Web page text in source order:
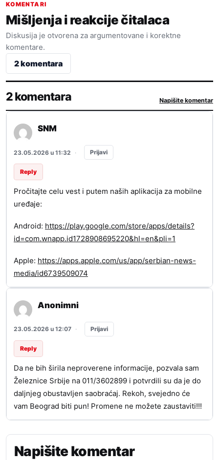
KOMENTARI
Mišljenja i reakcije čitalaca
Diskusija je otvorena za argumentovane i korektne
komentare.
2 komentara
2 komentara Napišite komentar
SNM
23.05.2026 u 11:32 · Prijavi
Reply
Pročitajte celu vest i putem naših aplikacija za mobilne
uređaje:
Android: https://play.google.com/store/apps/details?
id=com.wnapp.id1728908695220&hl=en&pli=1
Apple: https://apps.apple.com/us/app/serbian-news-
media/id6739509074
Anonimni
23.05.2026 u 12:07 · Prijavi
Reply
Da ne bih širila neproverene informacije, pozvala sam
Železnice Srbije na 011/3602899 i potvrdili su da je do
daljnjeg obustavljen saobraćaj. Rekoh, svejedno će
vam Beograd biti pun! Promene ne možete zaustaviti!!!
Napišite komentar